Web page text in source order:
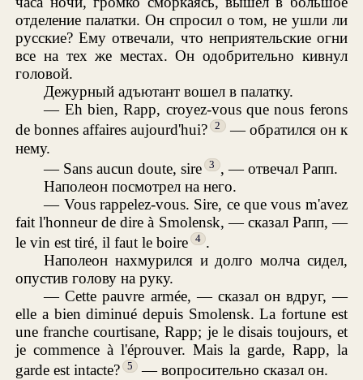
отделение палатки. Он спросил о том, не ушли ли
русские? Ему отвечали, что неприятельские огни
все на тех же местах. Он одобрительно кивнул
головой.
Дежурный адъютант вошел в палатку.
— Eh bien, Rapp, croyez-vous que nous ferons
de bonnes affaires aujourd'hui?
2 — обратился он к
нему.
— Sans aucun doute, sire
3 , — отвечал Рапп.
Наполеон посмотрел на него.
— Vous rappelez-vous. Sire, ce que vous m'avez
fait l'honneur de dire à Smolensk, — сказал Рапп, —
le vin est tiré, il faut le boire
4 .
Наполеон нахмурился и долго молча сидел,
опустив голову на руку.
— Cette pauvre armée, — сказал он вдруг, —
elle a bien diminué depuis Smolensk. La fortune est
une franche courtisane, Rapp; je le disais toujours, et
je commence à l'éprouver. Mais la garde, Rapp, la
garde est intacte?
5
— вопросительно сказал он.